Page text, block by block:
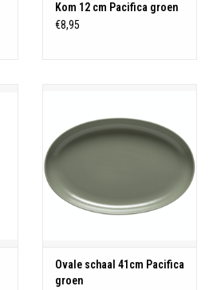
Kom 12 cm Pacifica groen
€8,95
Ovale schaal 41cm Pacifica
groen